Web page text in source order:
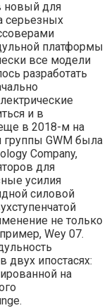
новый для
серьезных
платформы
все модели
разработать
и в
в 2018-м на
группы GWM была
Company,
для
усилия
силовой
не только
Wey 07.
двух ипостасях:
на